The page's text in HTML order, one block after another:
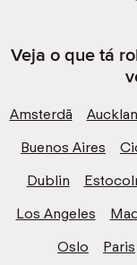
Veja o que tá
Amsterdã
Buenos Aires
Dublin
Los Angeles
Oslo
Paris